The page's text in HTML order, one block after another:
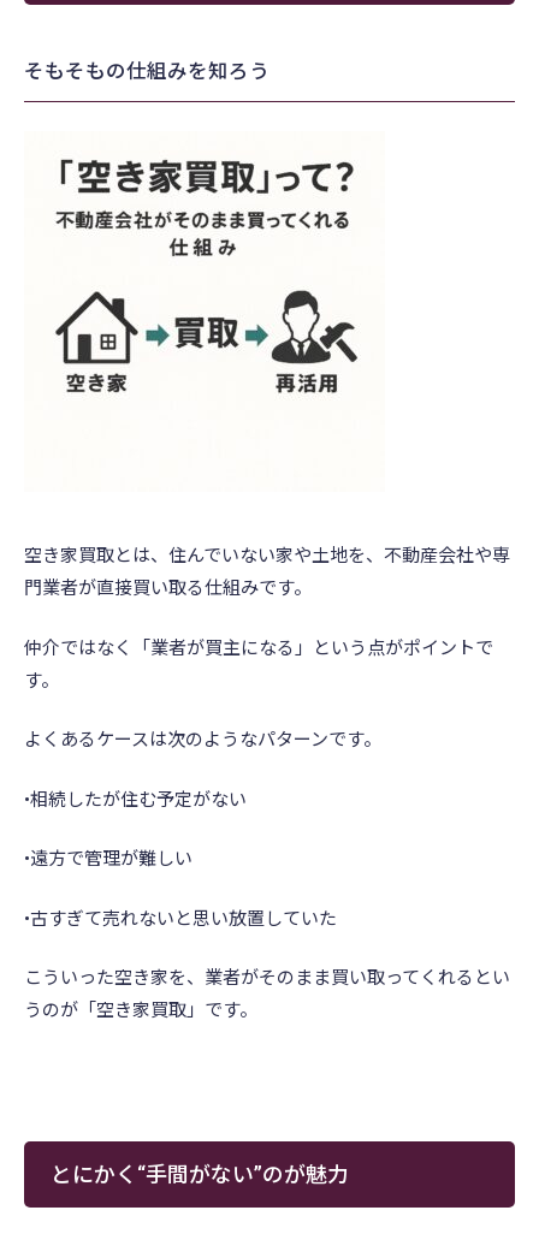
そもそもの仕組みを知ろう
空き家買取とは、住んでいない家や土地を、不動産会社や専
門業者が直接買い取る仕組みです。
仲介ではなく「業者が買主になる」という点がポイントで
す。
よくあるケースは次のようなパターンです。
•相続したが住む予定がない
•遠方で管理が難しい
•古すぎて売れないと思い放置していた
こういった空き家を、業者がそのまま買い取ってくれるとい
うのが「空き家買取」です。
とにかく“手間がない”のが魅力